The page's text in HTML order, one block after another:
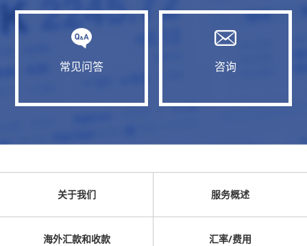
常见问答 咨询
关于我们 服务概述
海外汇款和收款 汇率/费用